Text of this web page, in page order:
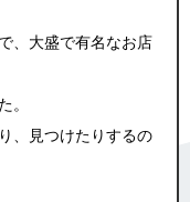
、大盛で有名なお店
。
、見つけたりするの